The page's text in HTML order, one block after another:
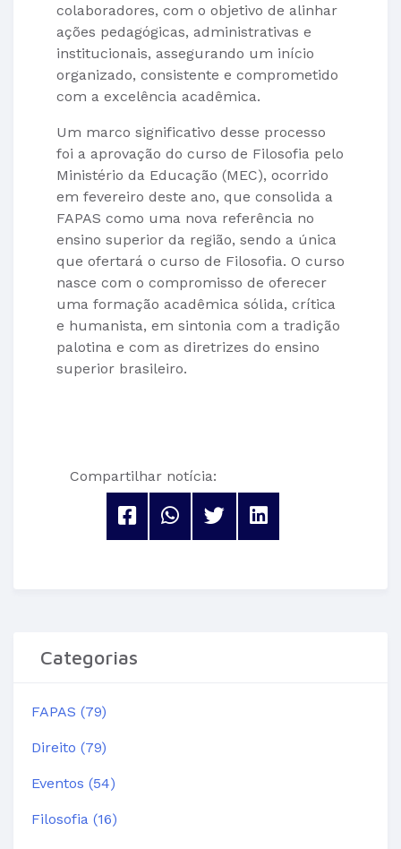
colaboradores, com o objetivo de alinhar
ações pedagógicas, administrativas e
institucionais, assegurando um início
organizado, consistente e comprometido
com a excelência acadêmica.
Um marco significativo desse processo
foi a aprovação do curso de Filosofia pelo
Ministério da Educação (MEC), ocorrido
em fevereiro deste ano, que consolida a
FAPAS como uma nova referência no
ensino superior da região, sendo a única
que ofertará o curso de Filosofia. O curso
nasce com o compromisso de oferecer
uma formação acadêmica sólida, crítica
e humanista, em sintonia com a tradição
palotina e com as diretrizes do ensino
superior brasileiro.
Compartilhar notícia:
Categorias
FAPAS (79)
Direito (79)
Eventos (54)
Filosofia (16)